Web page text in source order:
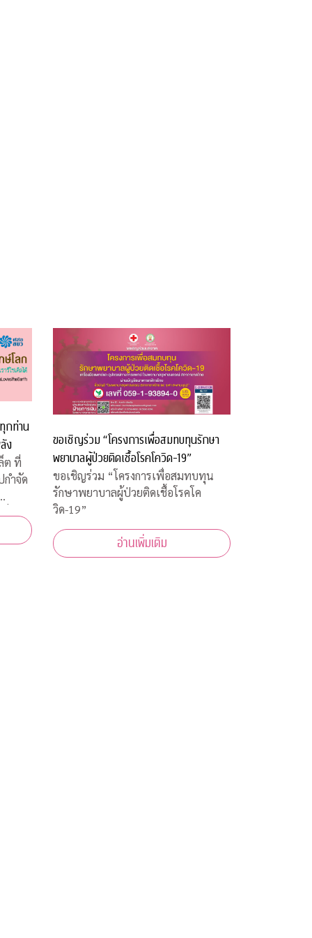
กท่าน
ง
ต ที่
ำจัด
ง
ขอเชิญร่วม “โครงการเพื่อสมทบทุนรักษา
พยาบาลผู้ป่วยติดเชื้อโรคโควิด-19”
ขอเชิญร่วม “โครงการเพื่อสมทบทุน
รักษาพยาบาลผู้ป่วยติดเชื้อโรคโค
วิด-19”
อ่านเพิ่มเติม